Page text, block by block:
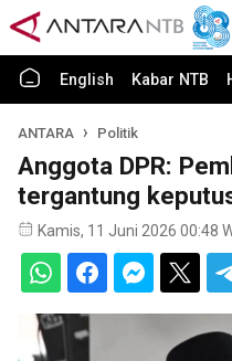
English Kabar NTB
ANTARA Politik
Anggota DPR:
tergantung
Kamis, 11 Juni 2026 00:48